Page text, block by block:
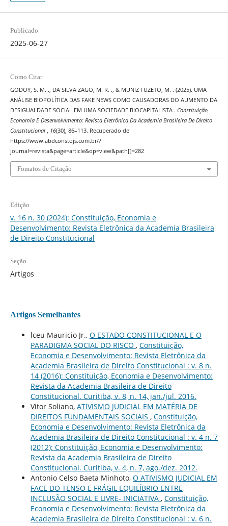
Publicado
2025-06-27
Como Citar
GODOY, S. M. ., DA SILVA ZAGO, M. R. ., & MUNIZ FUZETO, M. . (2025). UMA
ANÁLISE BIOPOLÍTICA DAS FAKE NEWS COMO CAUSADORAS DO AUMENTO DA
DESIGUALDADE SOCIAL EM UMA SOCIEDADE BIOCAPITALISTA . Constituição,
Economia E Desenvolvimento: Revista Eletrônica Da Academia Brasileira De Direito
Constitucional
16(30), 86–113. Recuperado de
https://www.abdconstojs.com.br/?
journal=revista&page=article&op=view&path[]=282
Fomatos de Citação
Edição
v. 16 n. 30 (2024): Constituição, Economia e
Desenvolvimento: Revista Eletrônica da Academia Brasileira
de Direito Constitucional
Seção
Artigos
Artigos Semelhantes
lceu Mauricio Jr., O ESTADO CONSTITUCIONAL E O
PARADIGMA SOCIAL DO RISCO , Constituição,
Economia e Desenvolvimento: Revista Eletrônica da
Academia Brasileira de Direito Constitucional : v. 8 n.
14 (2016): Constituição, Economia e Desenvolvimento:
Revista da Academia Brasileira de Direito
Constitucional. Curitiba, v. 8, n. 14, jan./jul. 2016.
Vitor Soliano, ATIVISMO JUDICIAL EM MATÉRIA DE
DIREITOS FUNDAMENTAIS SOCIAIS , Constituição,
Economia e Desenvolvimento: Revista Eletrônica da
Academia Brasileira de Direito Constitucional : v. 4 n. 7
(2012): Constituição, Economia e Desenvolvimento:
Revista da Academia Brasileira de Direito
Constitucional. Curitiba, v. 4, n. 7, ago./dez. 2012.
Antonio Celso Baeta Minhoto, O ATIVISMO JUDICIAL EM
FACE DO TENSO E FRÁGIL EQUILÍBRIO ENTRE
INCLUSÃO SOCIAL E LIVRE- INICIATIVA , Constituição,
Economia e Desenvolvimento: Revista Eletrônica da
Academia Brasileira de Direito Constitucional : v. 6 n.